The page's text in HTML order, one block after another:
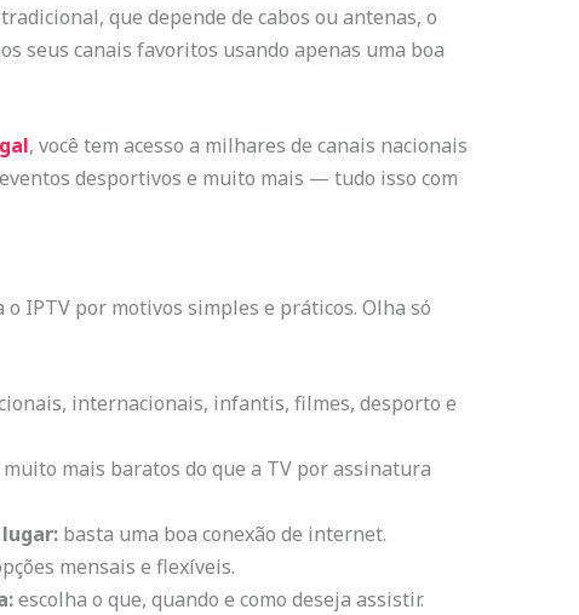
que depende de cabos ou antenas, o
seus canais favoritos usando apenas uma boa
, você tem acesso a milhares de canais nacionais
desportivos e muito mais — tudo isso com
IPTV por motivos simples e práticos. Olha só
internacionais, infantis, filmes, desporto e
mais baratos do que a TV por assinatura
basta uma boa conexão de internet.
mensais e flexíveis.
escolha o que, quando e como deseja assistir.